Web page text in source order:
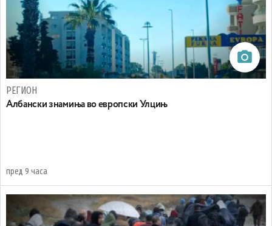
РЕГИОН
Aлбански знамиња во европски Улцињ
пред 9 часа